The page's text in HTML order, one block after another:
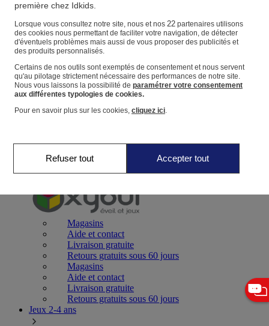
Vos informations personnelles
Suivre une commande
Magasin
Panier
Favoris
Jeux 0-2 ans
Magasins
Aide et contact
Livraison gratuite
Retours gratuits sous 60 jours
Magasins
Aide et contact
Livraison gratuite
Retours gratuits sous 60 jours
Jeux 2-4 ans
première chez Idkids.
Lorsque vous consultez notre site, nous et nos 22partenaires utilisons
des cookies nous permettant de faciliter votre navigation, de détecter
d'éventuels problèmes mais aussi de vous proposer des publicités et
des produits personnalisés.
Certains de nos outils sont exemptés de consentement et nous servent
qu'au pilotage strictement nécessaire des performances de notre site.
Nous vous laissons la possibilité de paramétrer votre consentement
aux différentes typologies de cookies.
Pour en savoir plus sur les cookies, cliquez ici.
Refuser tout Accepter tout